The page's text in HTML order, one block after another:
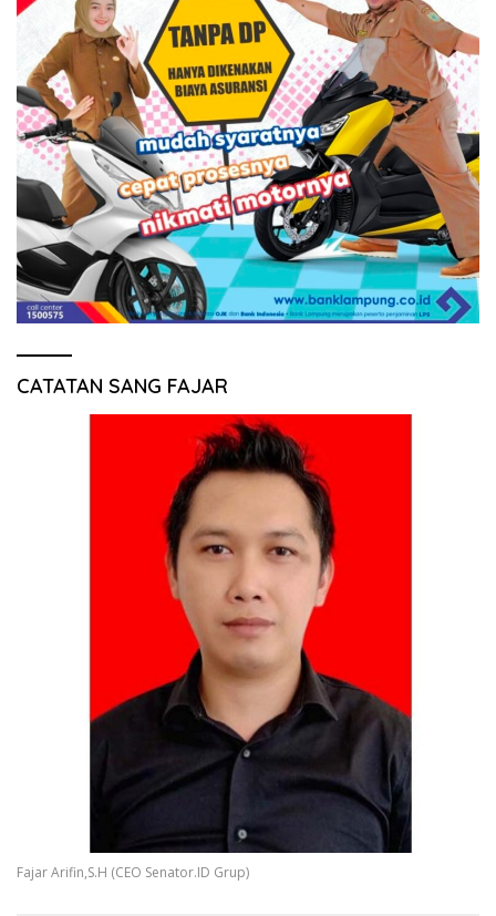
CATATAN SANG FAJAR
Fajar Arifin,S.H (CEO Senator.ID Grup)